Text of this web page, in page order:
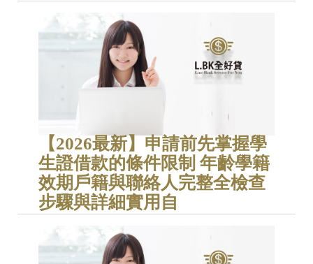
【2026最新】申請前先掌握學
生證借款的條件限制 年齡學籍
效期戶籍與聯絡人完整全檢查
步驟與詳細實用自